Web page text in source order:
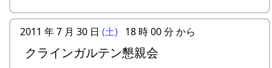
って、松井小学校を右手に見ながら、右折し
てひたすら北上する道です。
（CANYON MOUNTAIN CAMP）
麦）
2011 年 7 月 30 日 (土) 18 時 00 分 から
クラインガルテン懇親会